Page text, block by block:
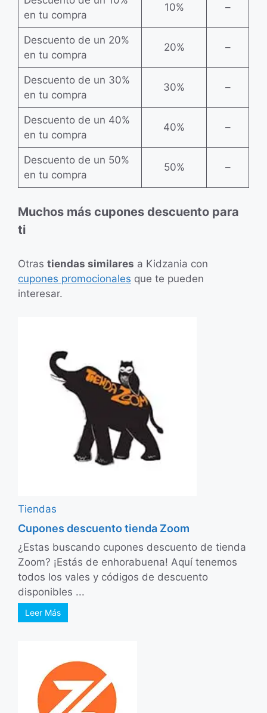
en tu compra
10% –
Descuento de un 20%
en tu compra
20% –
Descuento de un 30%
en tu compra
30% –
Descuento de un 40%
en tu compra
40% –
Descuento de un 50%
en tu compra
50% –
Muchos más cupones descuento para
ti
Otras tiendas similares a Kidzania con
cupones promocionales que te pueden
interesar.
Tiendas
Cupones descuento tienda Zoom
¿Estas buscando cupones descuento de tienda
Zoom? ¡Estás de enhorabuena! Aquí tenemos
todos los vales y códigos de descuento
disponibles ...
Leer Más